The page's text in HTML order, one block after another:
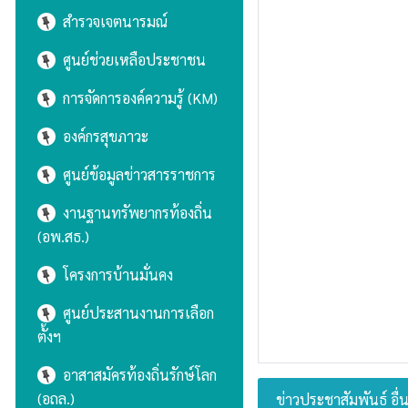
สำรวจเจตนารมณ์
ศูนย์ช่วยเหลือประชาชน
การจัดการองค์ความรู้ (KM)
องค์กรสุขภาวะ
ศูนย์ข้อมูลข่าวสารราชการ
งานฐานทรัพยากรท้องถิ่น
(อพ.สธ.)
โครงการบ้านมั่นคง
ศูนย์ประสานงานการเลือก
ตั้งฯ
อาสาสมัครท้องถิ่นรักษ์โลก
(อถล.)
ข่าวประชาสัมพันธ์ อื่